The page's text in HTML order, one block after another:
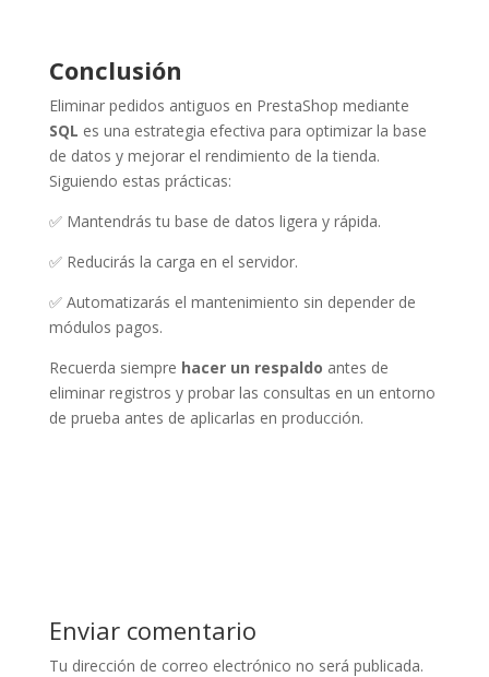
Conclusión
Eliminar pedidos antiguos en PrestaShop mediante
SQL es una estrategia efectiva para optimizar la base
de datos y mejorar el rendimiento de la tienda.
Siguiendo estas prácticas:
✅ Mantendrás tu base de datos ligera y rápida.
✅ Reducirás la carga en el servidor.
✅ Automatizarás el mantenimiento sin depender de
módulos pagos.
Recuerda siempre hacer un respaldo antes de
eliminar registros y probar las consultas en un entorno
de prueba antes de aplicarlas en producción.
Enviar comentario
Tu dirección de correo electrónico no será publicada.